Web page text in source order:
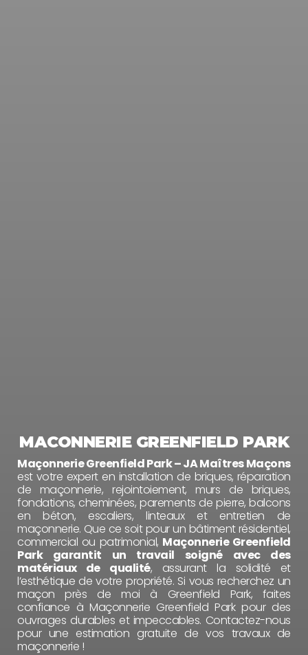
MACONNERIE GREENFIELD PARK
Maçonnerie Greenfield Park – JA Maîtres Maçons
est votre expert en installation de briques, réparation
de maçonnerie, rejointoiement, murs de briques,
fondations, cheminées, parements de pierre, balcons
en béton, escaliers, linteaux et entretien de
maçonnerie. Que ce soit pour un bâtiment résidentiel,
commercial ou patrimonial, Maçonnerie Greenfield
Park garantit un travail soigné avec des
matériaux de qualité, assurant la solidité et
l’esthétique de votre propriété. Si vous recherchez un
maçon près de moi à Greenfield Park, faites
confiance à Maçonnerie Greenfield Park pour des
ouvrages durables et impeccables. Contactez-nous
pour une estimation gratuite de vos travaux de
maçonnerie !